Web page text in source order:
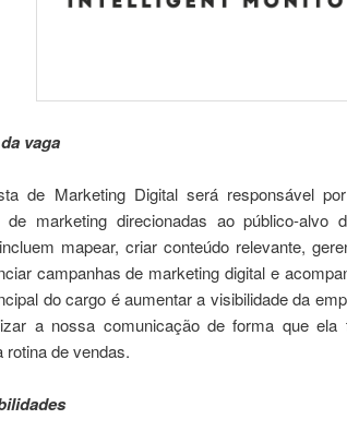
vaga
de Marketing Digital será responsável
de marketing direcionadas ao público-alvo
mapear, criar conteúdo relevante,
campanhas de marketing digital e
do cargo é aumentar a visibilidade da
a nossa comunicação de forma que ela
rotina de vendas.